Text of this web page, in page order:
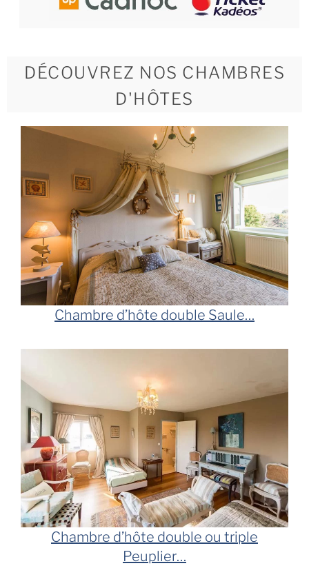
DÉCOUVREZ NOS CHAMBRES
D'HÔTES
Chambre d’hôte double Saule…
Chambre d’hôte double ou triple
Peuplier…